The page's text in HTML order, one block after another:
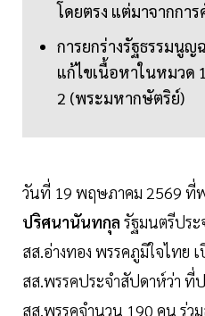
โดยตรง แต่มาจากกา
การยกร่างรัฐธรรมนู
แก้ไขเนื้อหาในหมวด
2 (พระมหากษัตริย์)
วันที่ 19 พฤษภาคม 2569 ที่
ปริศนานันทกุล รัฐมนตรีปร
สส.อ่างทอง พรรคภูมิใจไทย
สส.พรรคประจำสัปดาห์ว่า
สส.พรรคจำนวน 190 คน ร่ว